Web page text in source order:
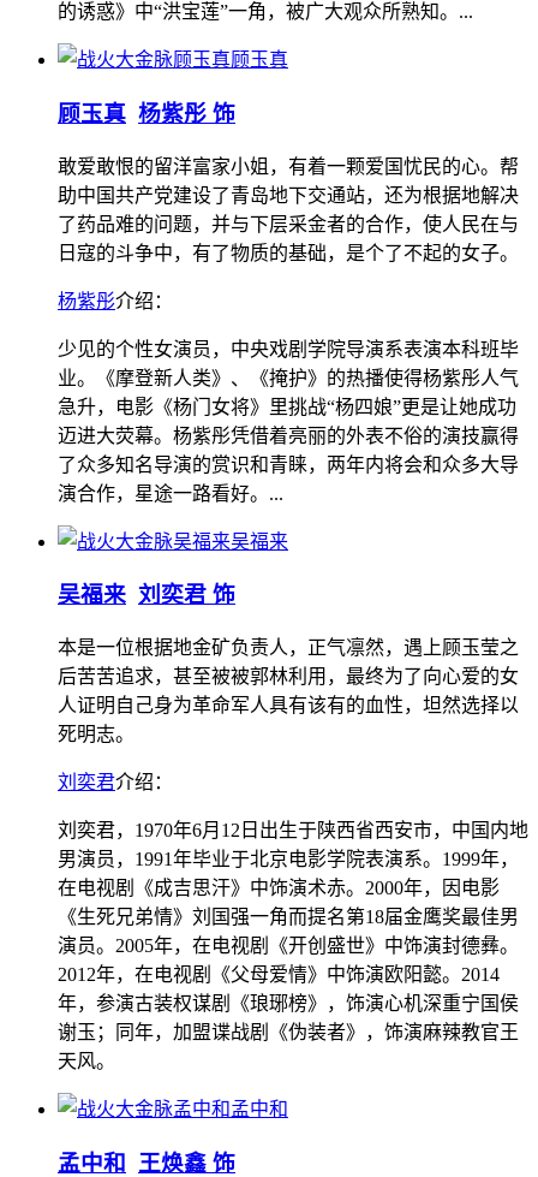
的诱惑》中“洪宝莲”一角，被广大观众所熟知。...
顾玉真
顾玉真 杨紫彤 饰
敢爱敢恨的留洋富家小姐，有着一颗爱国忧民的心。帮
助中国共产党建设了青岛地下交通站，还为根据地解决
了药品难的问题，并与下层采金者的合作，使人民在与
日寇的斗争中，有了物质的基础，是个了不起的女子。
杨紫彤介绍：
少见的个性女演员，中央戏剧学院导演系表演本科班毕
业。《摩登新人类》、《掩护》的热播使得杨紫彤人气
急升，电影《杨门女将》里挑战“杨四娘”更是让她成功
迈进大荧幕。杨紫彤凭借着亮丽的外表不俗的演技赢得
了众多知名导演的赏识和青睐，两年内将会和众多大导
演合作，星途一路看好。...
吴福来
吴福来 刘奕君 饰
本是一位根据地金矿负责人，正气凛然，遇上顾玉莹之
后苦苦追求，甚至被被郭林利用，最终为了向心爱的女
人证明自己身为革命军人具有该有的血性，坦然选择以
死明志。
刘奕君介绍：
刘奕君，1970年6月12日出生于陕西省西安市，中国内地
男演员，1991年毕业于北京电影学院表演系。1999年，
在电视剧《成吉思汗》中饰演术赤。2000年，因电影
《生死兄弟情》刘国强一角而提名第18届金鹰奖最佳男
演员。2005年，在电视剧《开创盛世》中饰演封德彝。
2012年，在电视剧《父母爱情》中饰演欧阳懿。2014
年，参演古装权谋剧《琅琊榜》，饰演心机深重宁国侯
谢玉；同年，加盟谍战剧《伪装者》，饰演麻辣教官王
天风。
孟中和
孟中和 王焕鑫 饰